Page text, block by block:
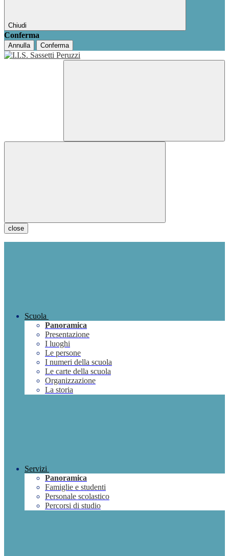
Chiudi
Conferma
Annulla Conferma
close
Scuola
Panoramica
Presentazione
I luoghi
Le persone
I numeri della scuola
Le carte della scuola
Organizzazione
La storia
Servizi
Panoramica
Famiglie e studenti
Personale scolastico
Percorsi di studio